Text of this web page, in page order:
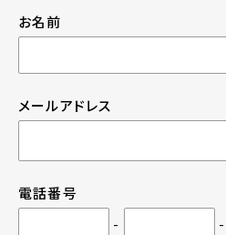
お名前
メールアドレス
電話番号
-
-